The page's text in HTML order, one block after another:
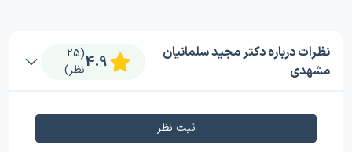
نظرات درباره دکتر مجید سلمانیان
مشهدی
(25
نظر)4.9
ثبت نظر